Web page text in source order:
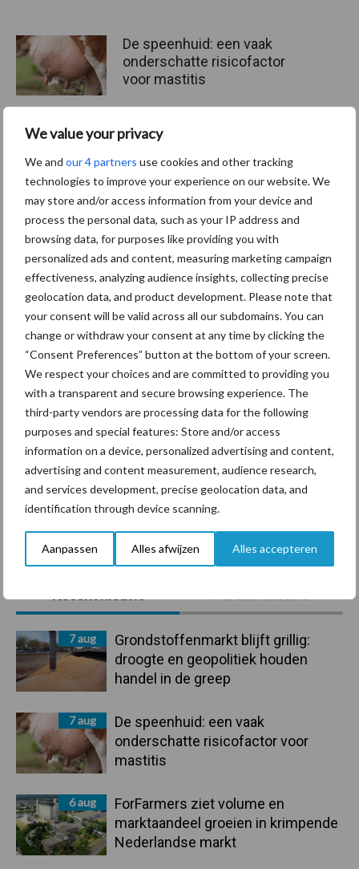
We value your privacy
We and our 4 partners use cookies and other tracking
technologies to improve your experience on our website. We
may store and/or access information from your device and
process the personal data, such as your IP address and
browsing data, for purposes like providing you with
personalized ads and content, measuring marketing campaign
effectiveness, analyzing audience insights, collecting precise
geolocation data, and product development. Please note that
your consent will be valid across all our subdomains. You can
change or withdraw your consent at any time by clicking the
“Consent Preferences” button at the bottom of your screen.
We respect your choices and are committed to providing you
with a transparent and secure browsing experience. The
third-party vendors are processing data for the following
purposes and special features: Store and/or access
information on a device, personalized advertising and content,
advertising and content measurement, audience research,
and services development, precise geolocation data, and
identification through device scanning.
Aanpassen Alles afwijzen Alles accepteren
Sidebar
7 aug
Grondstoffenmarkt blijft grillig:
droogte en geopolitiek houden
handel in de greep
7 aug
De speenhuid: een vaak
onderschatte risicofactor voor
mastitis
6 aug
ForFarmers ziet volume en
marktaandeel groeien in krimpende
Nederlandse markt
De speenhuid: een vaak
onderschatte risicofactor
voor mastitis
marktaandeel groeien in
krimpende Nederlandse
markt
Themapagina's
Diergezondheid Bemesting Fokkerij
Mastitis Hittestress
Toon meer